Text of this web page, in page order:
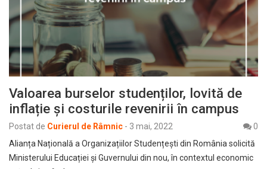
Valoarea burselor studenților, lovită de
inflație și costurile revenirii în campus
Postat de Curierul de Râmnic - 3 mai, 2022
0
Alianța Națională a Organizațiilor Studențești din România solicită
Ministerului Educației și Guvernului din nou, în contextul economic